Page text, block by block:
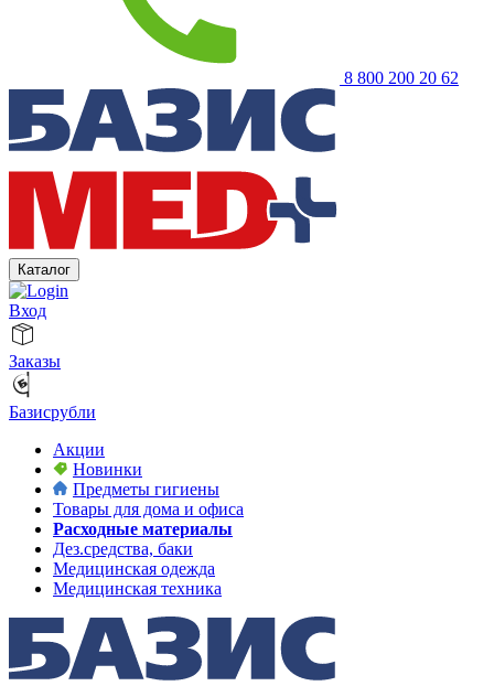
8 800 200 20 62
Каталог
Вход
Заказы
Базисрубли
Акции
Новинки
Предметы гигиены
Товары для дома и офиса
Расходные материалы
Дез.средства, баки
Медицинская одежда
Медицинская техника